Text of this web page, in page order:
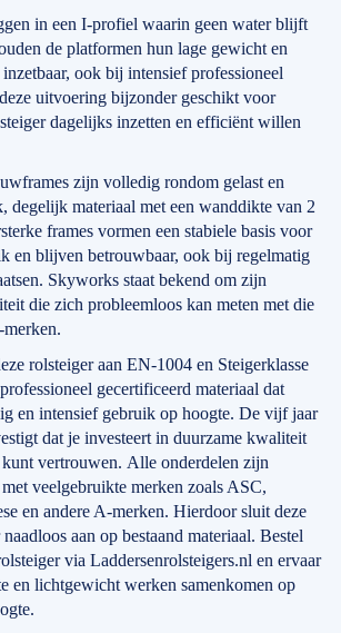
in een I-profiel waarin geen water blijft
de platformen hun lage gewicht en
ook bij intensief professioneel
uitvoering bijzonder geschikt voor
dagelijks inzetten en efficiënt willen
zijn volledig rondom gelast en
degelijk materiaal met een wanddikte van 2
frames vormen een stabiele basis voor
en blijven betrouwbaar, ook bij regelmatig
Skyworks staat bekend om zijn
die zich probleemloos kan meten met die
rolsteiger aan EN-1004 en Steigerklasse
gecertificeerd materiaal dat
en intensief gebruik op hoogte. De vijf jaar
dat je investeert in duurzame kwaliteit
vertrouwen. Alle onderdelen zijn
veelgebruikte merken zoals ASC,
en andere A-merken. Hierdoor sluit deze
aan op bestaand materiaal. Bestel
via Laddersenrolsteigers.nl en ervaar
en lichtgewicht werken samenkomen op